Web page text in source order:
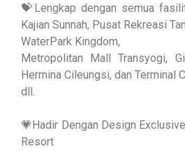
💝Lengkap dengan semua
Kajian Sunnah, Pusat Rekreasi
WaterPark Kingdom,
Metropolitan Mall Transyogi,
Hermina Cileungsi, dan Terminal
dll.
💗Hadir Dengan Design
Resort